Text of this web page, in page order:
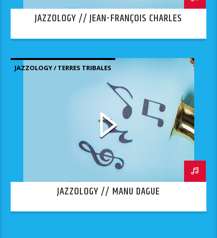
JAZZOLOGY // JEAN-FRANÇOIS CHARLES
JAZZOLOGY / TERRES TRIBALES
JAZZOLOGY // MANU DAGUE